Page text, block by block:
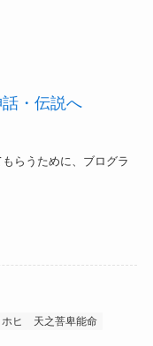
らうために、ブログラ
ヒ 天之菩卑能命